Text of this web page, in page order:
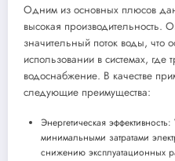
Одним из основных плюсов
высокая производительность.
значительный поток воды, что
использовании в системах, где
водоснабжение. В качестве
следующие преимущества:
Энергетическая эффективность:
минимальными затратами
снижению эксплуатационных